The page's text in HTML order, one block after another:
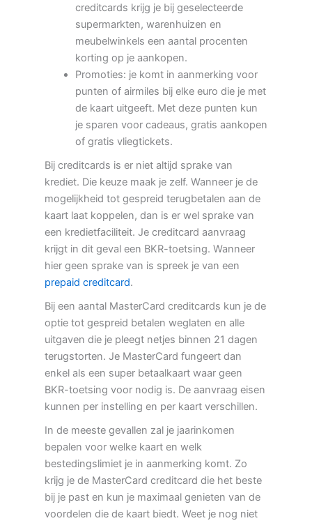
creditcards krijg je bij geselecteerde
supermarkten, warenhuizen en
meubelwinkels een aantal procenten
korting op je aankopen.
Promoties: je komt in aanmerking voor
punten of airmiles bij elke euro die je met
de kaart uitgeeft. Met deze punten kun
je sparen voor cadeaus, gratis aankopen
of gratis vliegtickets.
Bij creditcards is er niet altijd sprake van
krediet. Die keuze maak je zelf. Wanneer je de
mogelijkheid tot gespreid terugbetalen aan de
kaart laat koppelen, dan is er wel sprake van
een kredietfaciliteit. Je creditcard aanvraag
krijgt in dit geval een BKR-toetsing. Wanneer
hier geen sprake van is spreek je van een
prepaid creditcard.
Bij een aantal MasterCard creditcards kun je de
optie tot gespreid betalen weglaten en alle
uitgaven die je pleegt netjes binnen 21 dagen
terugstorten. Je MasterCard fungeert dan
enkel als een super betaalkaart waar geen
BKR-toetsing voor nodig is. De aanvraag eisen
kunnen per instelling en per kaart verschillen.
In de meeste gevallen zal je jaarinkomen
bepalen voor welke kaart en welk
bestedingslimiet je in aanmerking komt. Zo
krijg je de MasterCard creditcard die het beste
bij je past en kun je maximaal genieten van de
voordelen die de kaart biedt. Weet je nog niet